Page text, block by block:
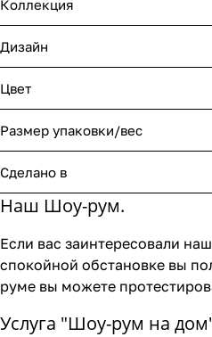
Коллекция
Дизайн
Цвет
Размер упаковки/вес
Сделано в
Наш Шоу-рум.
Если вас заинтересовали
спокойной обстановке вы
руме вы можете
Услуга "Шоу-рум на